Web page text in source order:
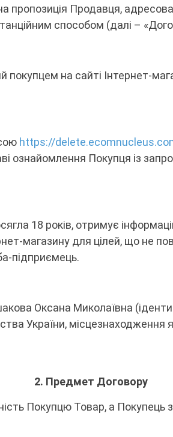
пропозиція Продавця,
способом (далі –
покупцем на сайті Інтернет-
https://
ознайомлення Покупця із
18 років, отримує
магазину для цілей, що не
підприємець.
Оксана Миколаївна
України,
2. Предмет Договору
Покупцю Товар, а Покупець